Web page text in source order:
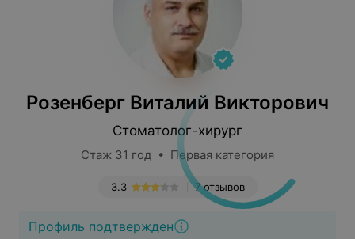
Розенберг Виталий Викторович
Стоматолог-хирург
Стаж 31 год • Первая категория
7 отзывов
3.3
Профиль подтвержден